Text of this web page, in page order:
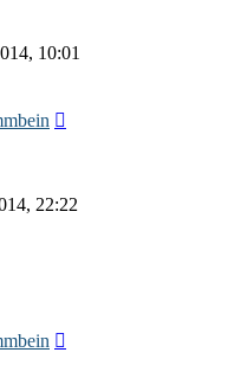
10:01
22:22